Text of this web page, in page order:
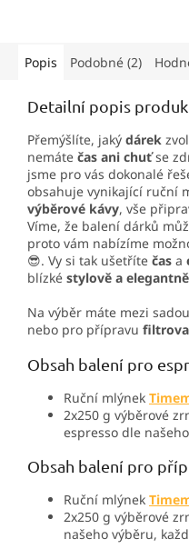
dělané!
Popis Podobné (2)
Detailní popis
Přemýšlíte, jaký dárek
nemáte čas ani chuťse
jsme pro vás dokonalé
obsahuje vynikající ruční
výběrové kávy, vše
Víme, že balení dárků
proto vám nabízíme
😎. Vy si tak ušetříte čas a
blízké stylově a elegantně
Na výběr máte mezi
nebo pro přípravu
Obsah balení pro
Ruční mlýnek
2x250 g výběrové
espresso dle
Obsah balení pro
Ruční mlýnek
2x250 g výběrové
našeho výběru,